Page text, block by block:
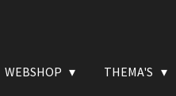
WEBSHOP THEMA'S